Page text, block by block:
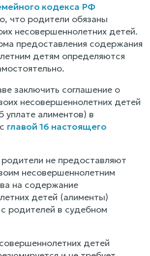
кодекса РФ
что родители обязаны
несовершеннолетних детей.
предоставления содержания
детям определяются
заключить соглашение о
несовершеннолетних детей
уплате алиментов) в
главой 16 настоящего
родители не предоставляют
несовершеннолетним
на содержание
детей (алименты)
родителей в судебном
детей